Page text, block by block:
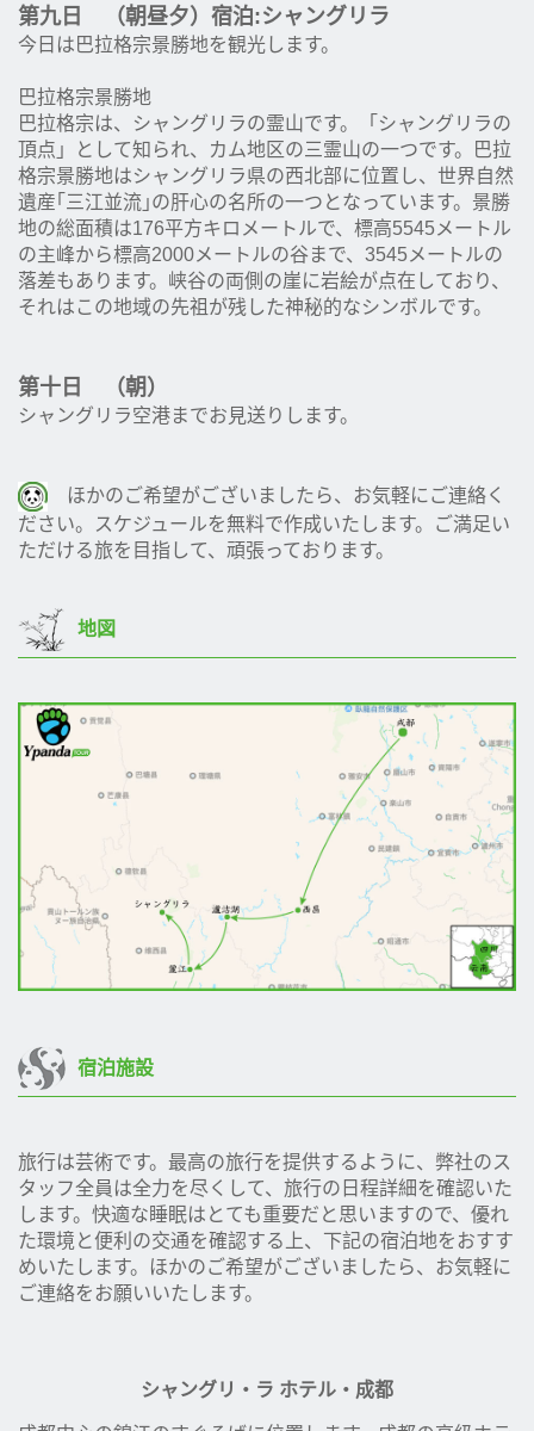
第九日 （朝昼夕）宿泊:シャングリラ
今日は巴拉格宗景勝地を観光します。
巴拉格宗景勝地
巴拉格宗は、シャングリラの霊山です。「シャングリラの
頂点」として知られ、カム地区の三霊山の一つです。巴拉
格宗景勝地はシャングリラ県の西北部に位置し、世界自然
遺産｢三江並流｣の肝心の名所の一つとなっています。景勝
地の総面積は176平方キロメートルで、標高5545メートル
の主峰から標高2000メートルの谷まで、3545メートルの
落差もあります。峡谷の両側の崖に岩絵が点在しており、
それはこの地域の先祖が残した神秘的なシンボルです。
第十日 （朝）
シャングリラ空港までお見送りします。
ほかのご希望がございましたら、お気軽にご連絡く
ださい。スケジュールを無料で作成いたします。ご満足い
ただける旅を目指して、頑張っております。
地図
宿泊施設
旅行は芸術です。最高の旅行を提供するように、弊社のス
タッフ全員は全力を尽くして、旅行の日程詳細を確認いた
します。快適な睡眠はとても重要だと思いますので、優れ
た環境と便利の交通を確認する上、下記の宿泊地をおすす
めいたします。ほかのご希望がございましたら、お気軽に
ご連絡をお願いいたします。
シャングリ・ラ ホテル・成都